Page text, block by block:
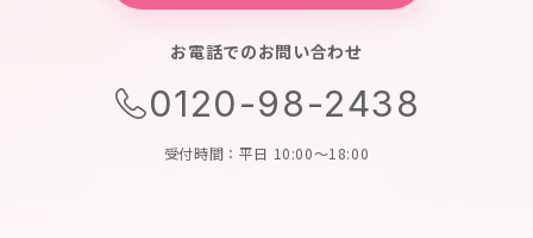
お電話でのお問い合わせ
0120-98-2438
受付時間：平日 10:00～18:00